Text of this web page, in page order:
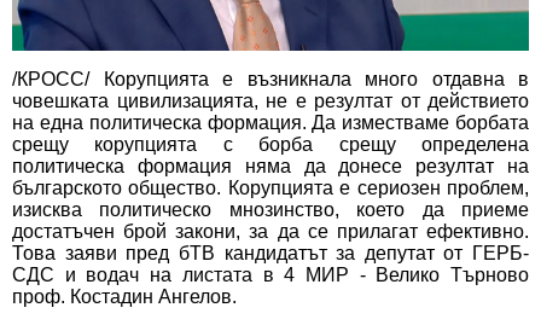
/КРОСС/ Корупцията е възникнала много отдавна в
човешката цивилизацията, не е резултат от действието
на една политическа формация. Да изместваме борбата
срещу корупцията с борба срещу определена
политическа формация няма да донесе резултат на
българското общество. Корупцията е сериозен проблем,
изисква политическо мнозинство, което да приеме
достатъчен брой закони, за да се прилагат ефективно.
Това заяви пред бТВ кандидатът за депутат от ГЕРБ-
СДС и водач на листата в 4 МИР - Велико Търново
проф. Костадин Ангелов.